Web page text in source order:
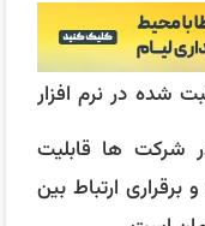
مختلف (مانند
یافته و درنتیجه
شده در نرم افزار
شرکت ها قابلیت
ارتباط بین